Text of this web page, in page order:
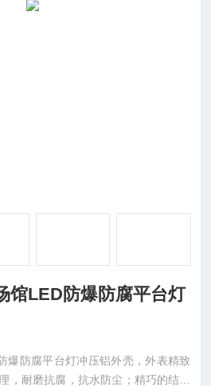
馆LED防爆防腐平台灯
爆防腐平台灯冲压铝外壳，外表精致
，耐磨抗腐，抗水防尘；精巧的结构